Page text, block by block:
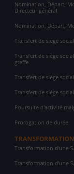
Nomination, Départ,
Directeur général
Nomination, Départ,
Transfert de siège
Transfert de siège
greffe
Transfert de siège
Transfert de siège
Poursuite d'activité
Prorogation de durée
TRANSFORMATION
Transformation d'une
Transformation d'une